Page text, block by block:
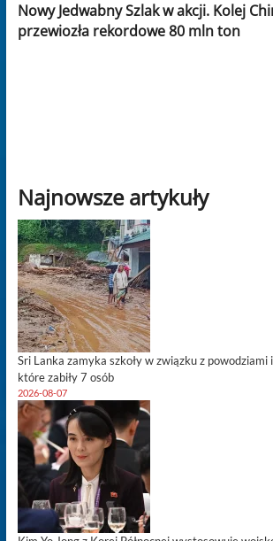
Nowy Jedwabny Szlak w akcji. Kolej
przewiozła rekordowe 80 mln ton
Najnowsze artykuły
Sri Lanka zamyka szkoły w związku z powodziami
które zabiły 7 osób
2026-08-07